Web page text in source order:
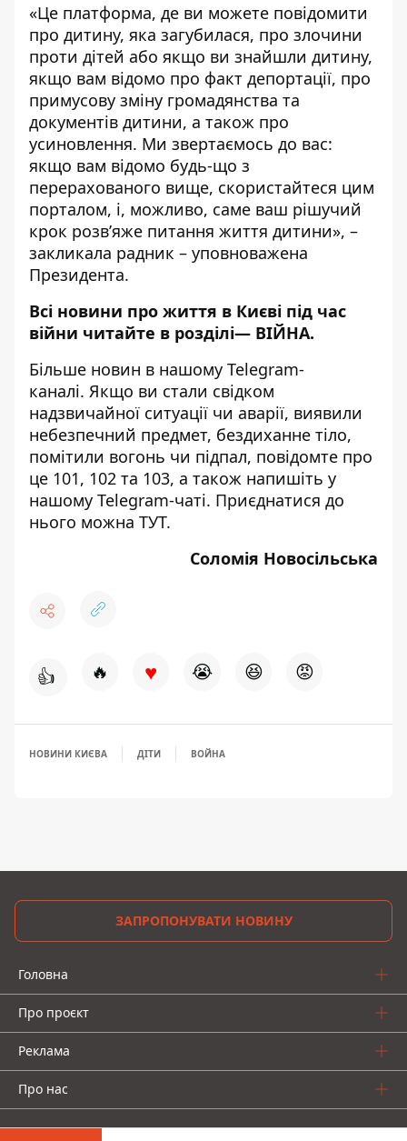
«Це платформа, де ви можете повідомити
про дитину, яка загубилася, про злочини
проти дітей або якщо ви знайшли дитину,
якщо вам відомо про факт депортації, про
примусову зміну громадянства та
документів дитини, а також про
усиновлення. Ми звертаємось до вас:
якщо вам відомо будь-що з
перерахованого вище, скористайтеся цим
порталом, і, можливо, саме ваш рішучий
крок розв’яже питання життя дитини», –
закликала радник – уповноважена
Президента.
Всі новини про життя в Києві під час
війни читайте в розділі— ВІЙНА.
Більше новин в нашому Telegram-
каналі. Якщо ви стали свідком
надзвичайної ситуації чи аварії, виявили
небезпечний предмет, бездиханне тіло,
помітили вогонь чи підпал, повідомте про
це 101, 102 та 103, а також напишіть у
нашому Telegram-чаті. Приєднатися до
нього можна ТУТ.
Соломія Новосільська
👍 🔥 ♥ 😭 😆 😡
НОВИНИ КИЄВА ДІТИ ВОЙНА
ЗАПРОПОНУВАТИ НОВИНУ
Головна
Про проєкт
Реклама
Про нас